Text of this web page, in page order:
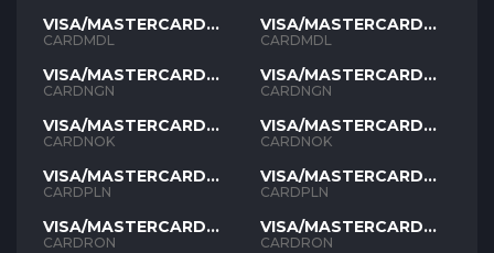
VISA/MASTERCARD
MDL
CARDMDL
VISA/MASTERCARD
NGN
CARDNGN
VISA/MASTERCARD
NOK
CARDNOK
VISA/MASTERCARD
PLN
CARDPLN
VISA/MASTERCARD
RON
CARDRON
VISA/MASTERCARD
MDL
CARDMDL
VISA/MASTERCARD
NGN
CARDNGN
VISA/MASTERCARD
NOK
CARDNOK
VISA/MASTERCARD
PLN
CARDPLN
VISA/MASTERCARD
RON
CARDRON